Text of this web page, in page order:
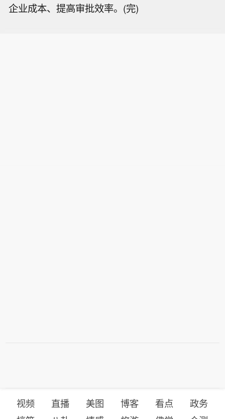
企业成本、提高审批效率。(完)
视频 直播 美图 博客 看点
政务